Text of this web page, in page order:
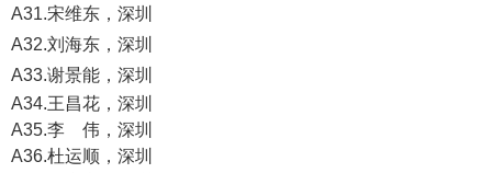
A31.宋维东，深圳
A32.刘海东，深圳
A33.谢景能，深圳
A34.王昌花，深圳
A35.李 伟，深圳
A36.杜运顺，深圳